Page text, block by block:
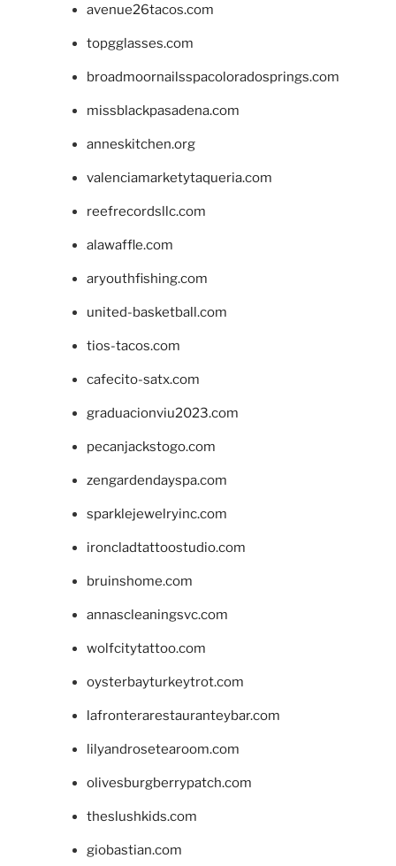
avenue26tacos.com
topgglasses.com
broadmoornailsspacoloradosprings.com
missblackpasadena.com
anneskitchen.org
valenciamarketytaqueria.com
reefrecordsllc.com
alawaffle.com
aryouthfishing.com
united-basketball.com
tios-tacos.com
cafecito-satx.com
graduacionviu2023.com
pecanjackstogo.com
zengardendayspa.com
sparklejewelryinc.com
ironcladtattoostudio.com
bruinshome.com
annascleaningsvc.com
wolfcitytattoo.com
oysterbayturkeytrot.com
lafronterarestauranteybar.com
lilyandrosetearoom.com
olivesburgberrypatch.com
theslushkids.com
giobastian.com